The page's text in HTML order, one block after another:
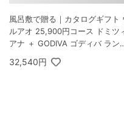
風呂敷で贈る｜カタログギフト
ルアオ 25,900円コース ドミツ
アナ ＋ GODIVA ゴディバ ラン
枚入
32,540円